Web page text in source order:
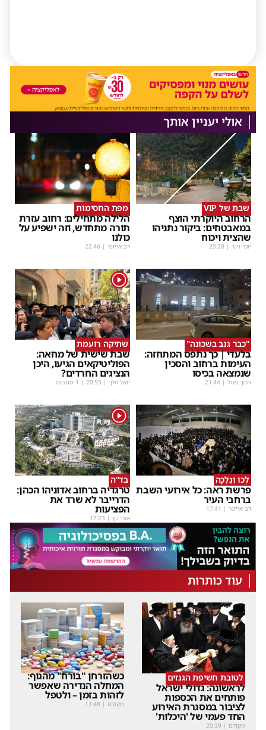
אולי יעניין אותך
שבת של VIP
הרחוב היוקרתי הוצף
במאבטחים: ביקור נתניהו
שהצית ויכוח
יוסי וינר |
23:28
מפת החסימות
הלילה מתחילים: רחוב עזרת
תורה מתחדש, וזה ישפיע על
כולנו
דב אייזנר |
22:46
"כבר גנב בשכונה"
בלעדי | כך נתפס המתחזה:
העימות ברחוב והסכין
שנמצאה בכיסו
חנוך פוגל |
21:44
1
שתיקה רועמת
שבת שישית של מחאה:
הפוליטיקאים הגיעו, היכן
הנציגים החרדים?
יואל וולך |
20:55 | 1 תגובות
לְכוּ וְנֵלְכָה
פרשת ראה: כל אירועי השבת
ברחבי העיר
דב אייזנר |
17:41
1
בד"ה
טרגדיה ברחוב אדוניהו הכהן:
הדרייבר לא שרד את
הפציעות
אורי כץ |
17:23
עוד כותרות
לטובת חשיפת הגנזים
לראשונה: גדולי ישראל
פותחים את הכספות
לציבור במסגרת האירוע
החד פעמי של 'היכלות'
מקודם |
20:39
כשהזרחן "בורח" מהגוף:
המחלה הנדירה שאפשר
לזהות בזמן – ולטפל
מקודם |
11:48